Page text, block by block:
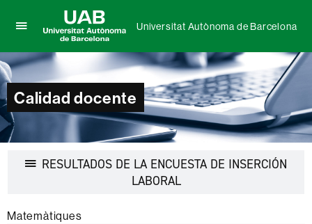
aquí
para
desplegar
el
menú
de
Universitat
Autònoma
de
Barcelona
Universitat Autònoma de Barcelona
Calidad docente
RESULTADOS DE LA ENCUESTA DE INSERCIÓN
LABORAL
Matemàtiques